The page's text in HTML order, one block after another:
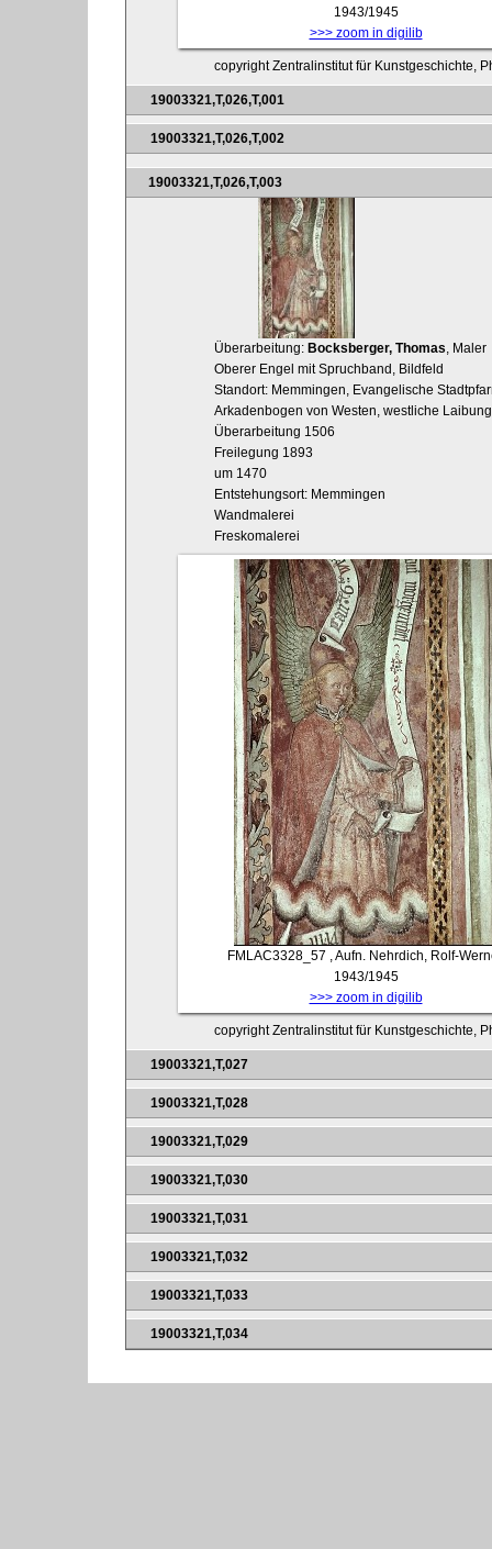
1943/1945
>>> zoom in digilib
copyright Zentralinstitut für Kunstgeschichte,
19003321,T,026,T,001
19003321,T,026,T,002
19003321,T,026,T,003
Überarbeitung: Bocksberger, Thomas, Maler
Oberer Engel mit Spruchband, Bildfeld
Standort: Memmingen, Evangelische
Arkadenbogen von Westen, westliche Laibung
Überarbeitung 1506
Freilegung 1893
um 1470
Entstehungsort: Memmingen
Wandmalerei
Freskomalerei
FMLAC3328_57 , Aufn. Nehrdich, Rolf-
1943/1945
>>> zoom in digilib
copyright Zentralinstitut für Kunstgeschichte,
19003321,T,027
19003321,T,028
19003321,T,029
19003321,T,030
19003321,T,031
19003321,T,032
19003321,T,033
19003321,T,034